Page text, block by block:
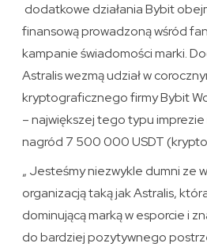
dodatkowe działania Bybit
finansową prowadzoną wśród
kampanie świadomości marki.
Astralis wezmą udział w
kryptograficznego firmy Bybit
– największej tego typu imprezie
nagród 7 500 000 USDT
„ Jesteśmy niezwykle dumni ze
organizacją taką jak Astralis,
dominującą marką w esporcie i
do bardziej pozytywnego